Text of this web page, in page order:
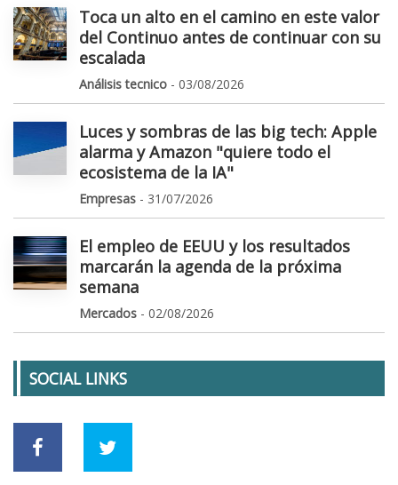
Toca un alto en el camino en este valor
del Continuo antes de continuar con su
escalada
Análisis tecnico - 03/08/2026
Luces y sombras de las big tech: Apple
alarma y Amazon "quiere todo el
ecosistema de la IA"
Empresas - 31/07/2026
El empleo de EEUU y los resultados
marcarán la agenda de la próxima
semana
Mercados - 02/08/2026
SOCIAL LINKS